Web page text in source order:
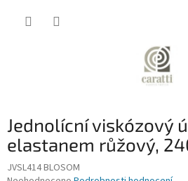
Jednolícní viskózový
elastanem růžový,
JVSL414 BLOSOM